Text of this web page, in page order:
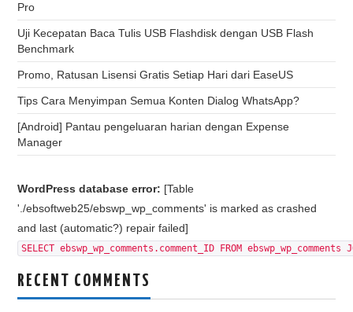
Pro
Uji Kecepatan Baca Tulis USB Flashdisk dengan USB Flash
Benchmark
Promo, Ratusan Lisensi Gratis Setiap Hari dari EaseUS
Tips Cara Menyimpan Semua Konten Dialog WhatsApp?
[Android] Pantau pengeluaran harian dengan Expense
Manager
WordPress database error: [Table
'./ebsoftweb25/ebswp_wp_comments' is marked as crashed
and last (automatic?) repair failed]
SELECT ebswp_wp_comments.comment_ID FROM
RECENT COMMENTS